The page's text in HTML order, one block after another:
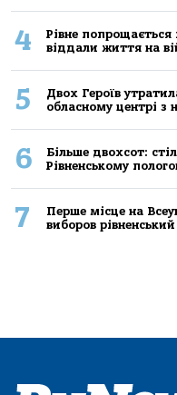
4
Рівне
віддали життя на
5
Двох Героїв
обласному центрі
6
Більше двохсот:
Рівненському
7
Перше місце на
виборов